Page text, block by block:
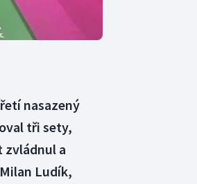
nasazený
tři sety,
zvládnul a
Ludík,